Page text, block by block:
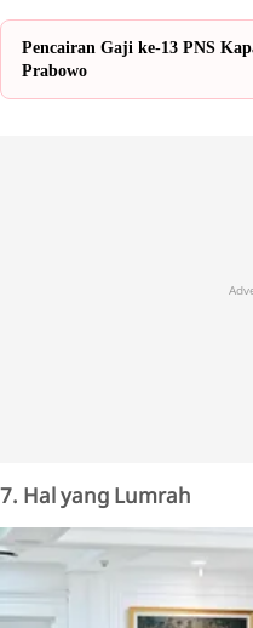
Pencairan Gaji ke-13 PNS
Prabowo
7. Hal yang Lumrah